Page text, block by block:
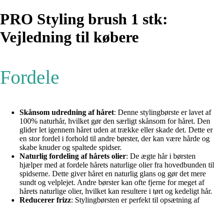
PRO Styling brush 1 stk:
Vejledning til købere
Fordele
Skånsom udredning af håret: Denne stylingbørste er lavet af
100% naturhår, hvilket gør den særligt skånsom for håret. Den
glider let igennem håret uden at trække eller skade det. Dette er
en stor fordel i forhold til andre børster, der kan være hårde og
skabe knuder og spaltede spidser.
Naturlig fordeling af hårets olier: De ægte hår i børsten
hjælper med at fordele hårets naturlige olier fra hovedbunden til
spidserne. Dette giver håret en naturlig glans og gør det mere
sundt og velplejet. Andre børster kan ofte fjerne for meget af
hårets naturlige olier, hvilket kan resultere i tørt og kedeligt hår.
Reducerer frizz: Stylingbørsten er perfekt til opsætning af